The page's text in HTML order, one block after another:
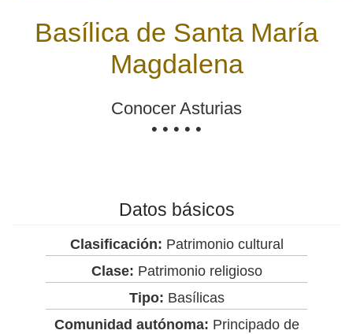
Basílica de Santa María
Magdalena
Conocer Asturias
• • • • •
Datos básicos
Clasificación: Patrimonio cultural
Clase: Patrimonio religioso
Tipo: Basílicas
Comunidad autónoma: Principado de